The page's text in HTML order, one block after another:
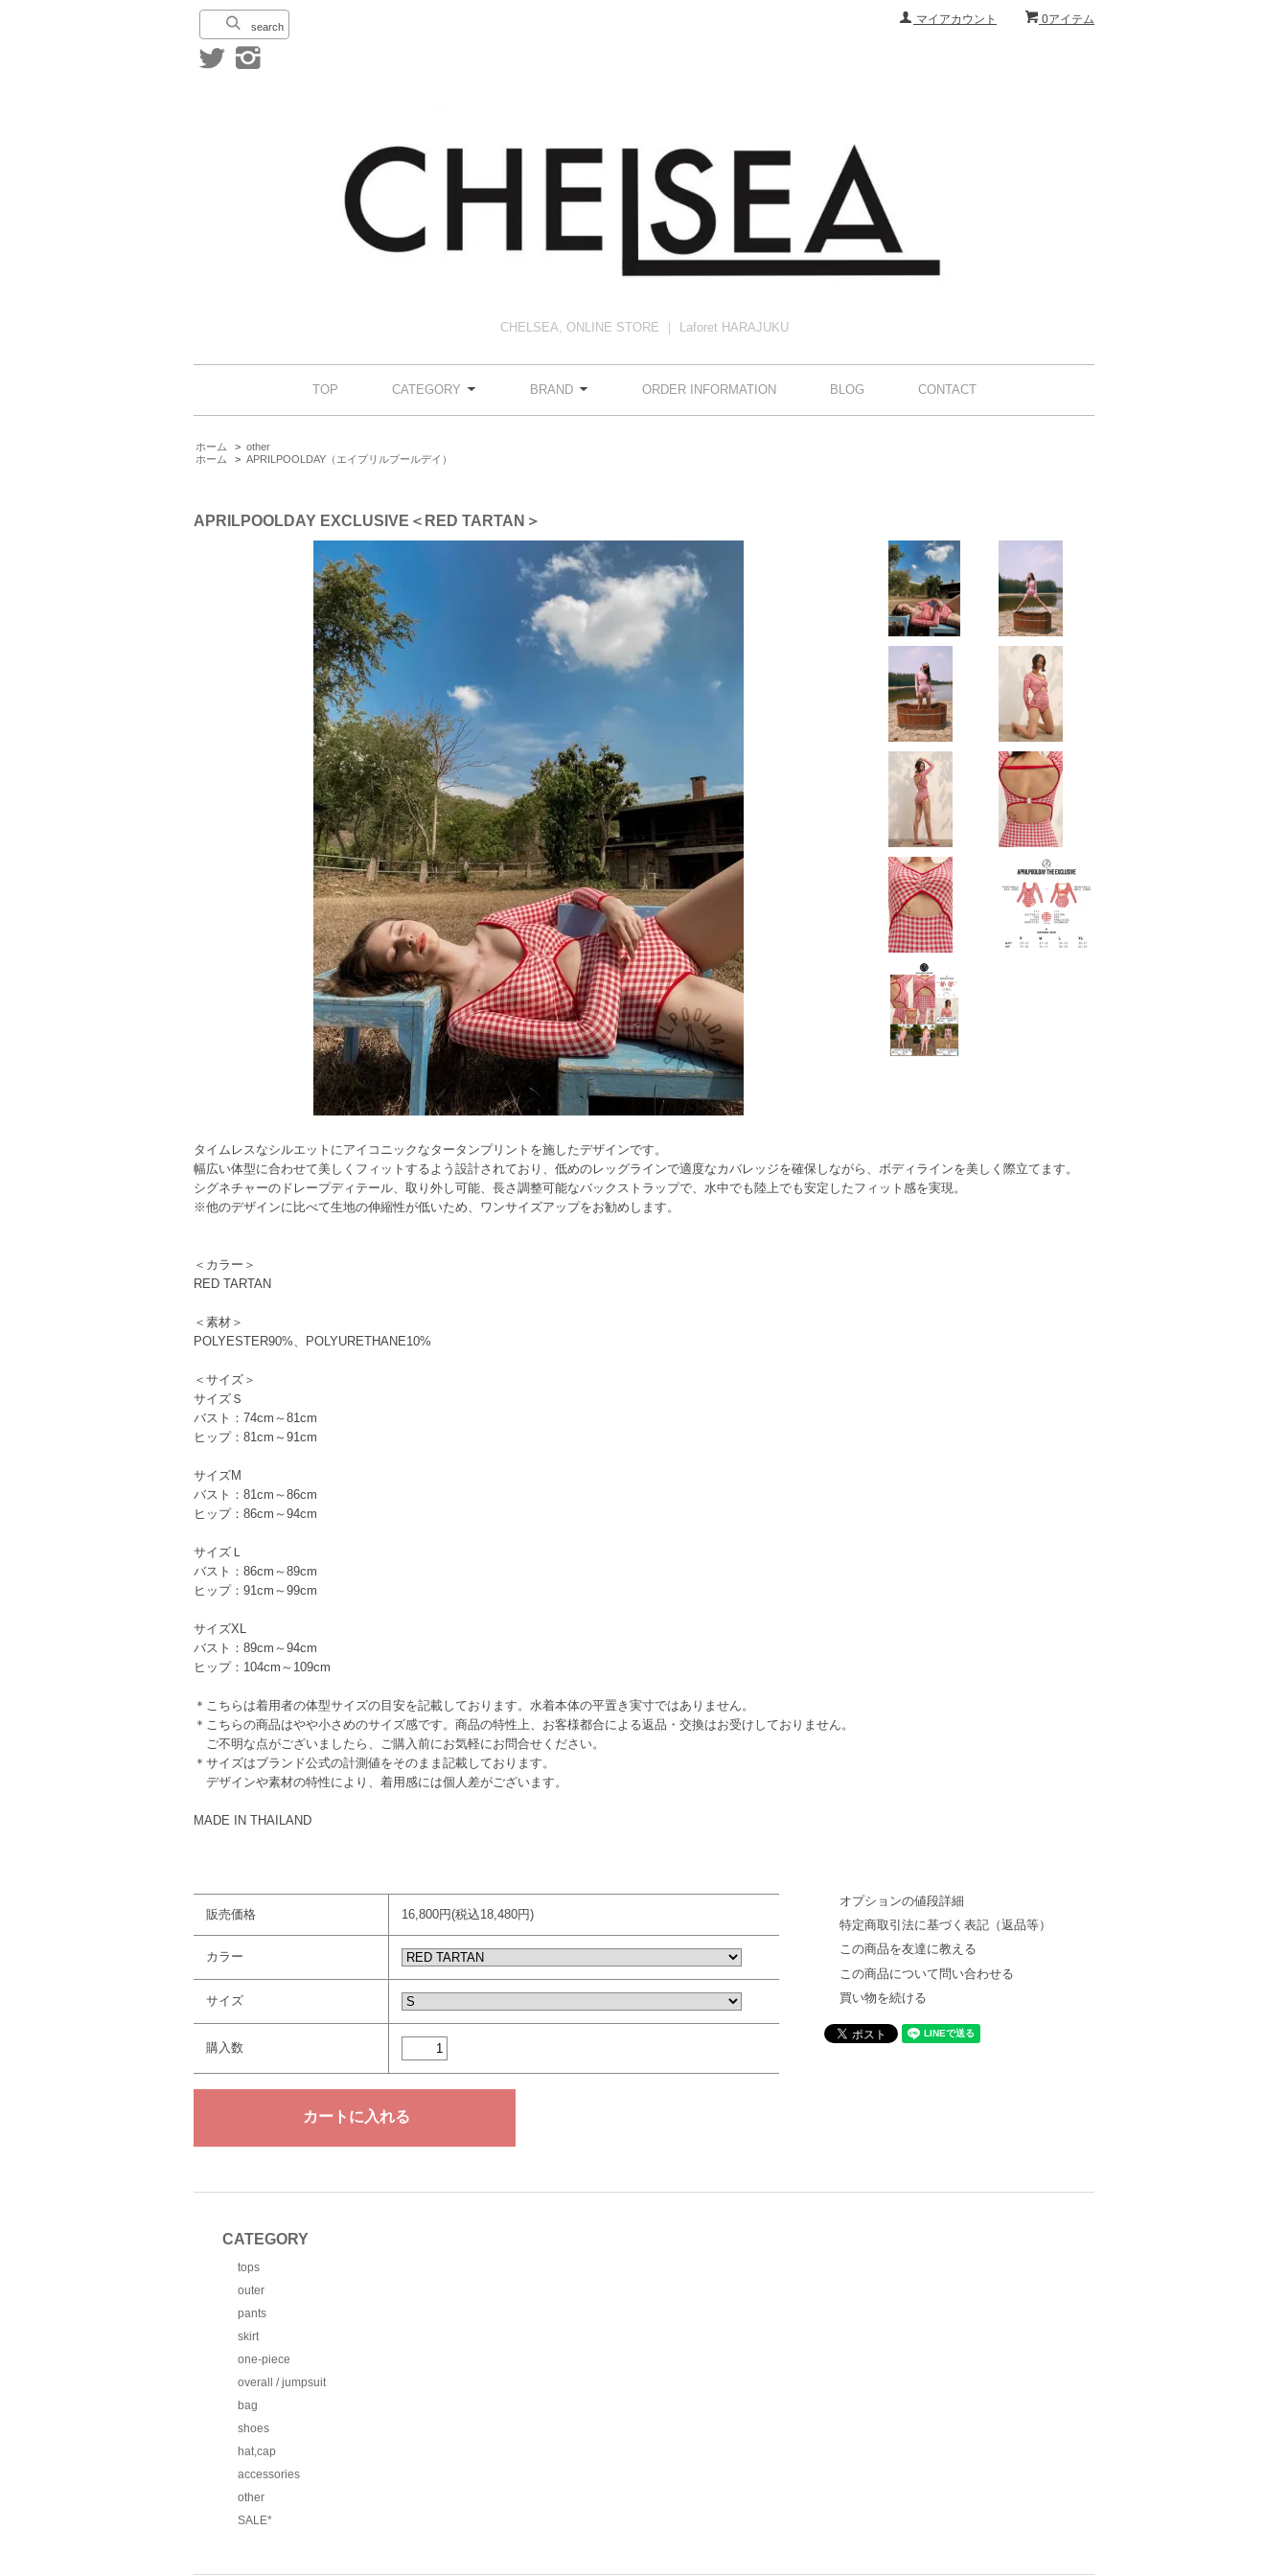
0アイテム
マイアカウント
search
CHELSEA, ONLINE STORE ｜ Laforet HARAJUKU
TOP CATEGORY BRAND ORDER INFORMATION BLOG CONTACT
ホーム > other
ホーム
> APRILPOOLDAY（エイプリルプールデイ）
APRILPOOLDAY EXCLUSIVE＜RED TARTAN＞
タイムレスなシルエットにアイコニックなタータンプリントを施したデザインです。
幅広い体型に合わせて美しくフィットするよう設計されており、低めのレッグラインで適度なカバレッジを確保しながら、ボディラインを美しく際立てます。
シグネチャーのドレープディテール、取り外し可能、長さ調整可能なバックストラップで、水中でも陸上でも安定したフィット感を実現。
※他のデザインに比べて生地の伸縮性が低いため、ワンサイズアップをお勧めします。
＜カラー＞
RED TARTAN
＜素材＞
POLYESTER90%、POLYURETHANE10%
＜サイズ＞
サイズＳ
バスト：74cm～81cm
ヒップ：81cm～91cm
サイズM
バスト：81cm～86cm
ヒップ：86cm～94cm
サイズＬ
バスト：86cm～89cm
ヒップ：91cm～99cm
サイズXL
バスト：89cm～94cm
ヒップ：104cm～109cm
＊こちらは着用者の体型サイズの目安を記載しております。水着本体の平置き実寸ではありません。
＊こちらの商品はやや小さめのサイズ感です。商品の特性上、お客様都合による返品・交換はお受けしておりません。
ご不明な点がございましたら、ご購入前にお気軽にお問合せください。
＊サイズはブランド公式の計測値をそのまま記載しております。
デザインや素材の特性により、着用感には個人差がございます。
MADE IN THAILAND
販売価格 16,800円(税込18,480円)
カラー
サイズ
購入数
オプションの値段詳細
特定商取引法に基づく表記（返品等）
この商品を友達に教える
この商品について問い合わせる
買い物を続ける
CATEGORY
tops
outer
pants
skirt
one-piece
overall / jumpsuit
bag
shoes
hat,cap
accessories
other
SALE*